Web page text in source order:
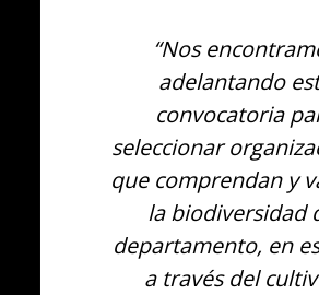
“Nos
adelantando
convocatoria
seleccionar
que comprendan y
la biodiversidad
departamento, en
a través del